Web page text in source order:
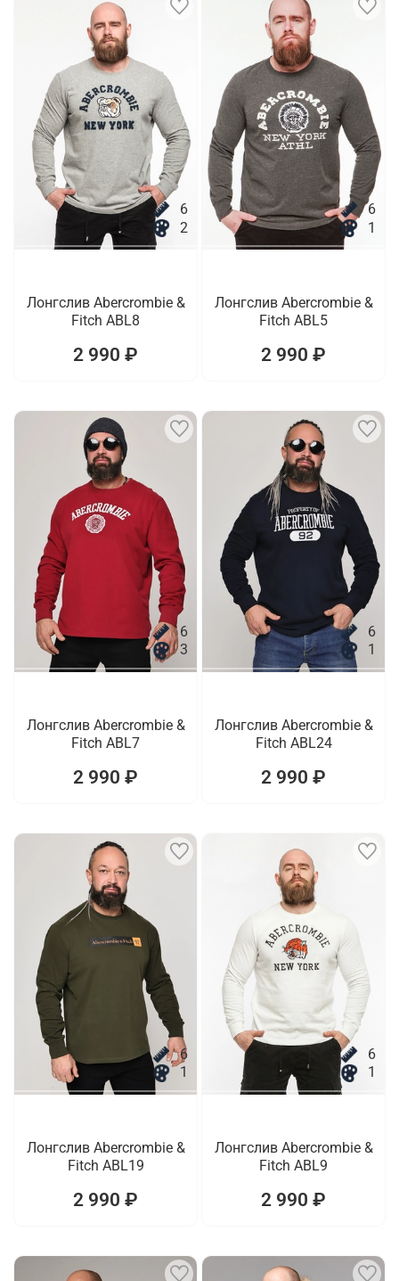
6
2
Лонгслив Abercrombie &
Fitch ABL8
2 990 ₽
6
1
Лонгслив Abercrombie &
Fitch ABL5
2 990 ₽
6
3
Лонгслив Abercrombie &
Fitch ABL7
2 990 ₽
6
1
Лонгслив Abercrombie &
Fitch ABL24
2 990 ₽
6
1
Лонгслив Abercrombie &
Fitch ABL19
2 990 ₽
6
1
Лонгслив Abercrombie &
Fitch ABL9
2 990 ₽